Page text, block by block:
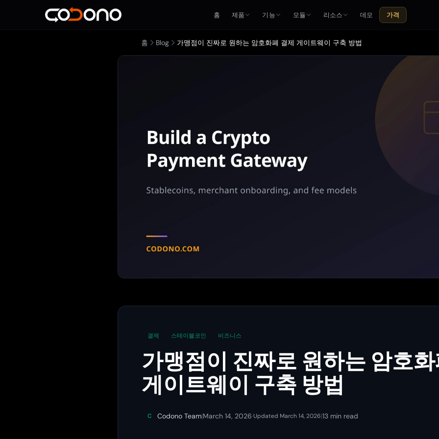
홈 제품 기능 모듈 리소스 데모 가격
홈 Blog 가맹점이 진짜로 원하는 암호화폐 결제 게이트웨이 구축 방법
결제 스테이블코인 비즈니스
가맹점이 진짜로 원하는 암호
게이트웨이 구축 방법
C Codono Team|March 14, 2026·Updated March 14, 2026|13 min read